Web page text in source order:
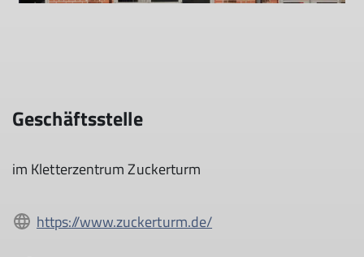
Geschäftsstelle
im Kletterzentrum Zuckerturm
https://www.zuckerturm.de/